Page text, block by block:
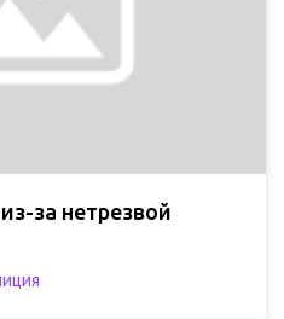
за нетрезвой